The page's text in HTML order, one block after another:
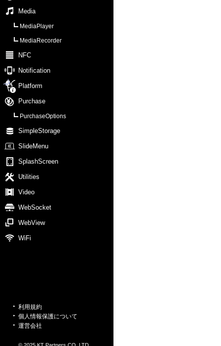
Media
MediaPlayer
MediaRecorder
NFC
Notification
Platform
Purchase
PurchaseOptions
SimpleStorage
SlideMenu
SplashScreen
Utilities
Video
WebSocket
WebView
WiFi
利用規約
個人情報保護について
運営会社